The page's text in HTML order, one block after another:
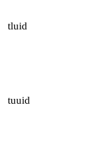
tluid
tuuid